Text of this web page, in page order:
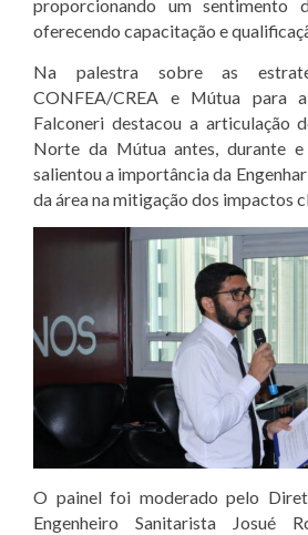
proporcionando um sentimento
oferecendo capacitação e
Na palestra sobre as
CONFEA/CREA e Mútua para
Falconeri destacou a articulação
Norte da Mútua antes, durante
salientou a importância da
da área na mitigação dos impactos
O painel foi moderado pelo
Engenheiro Sanitarista Josué